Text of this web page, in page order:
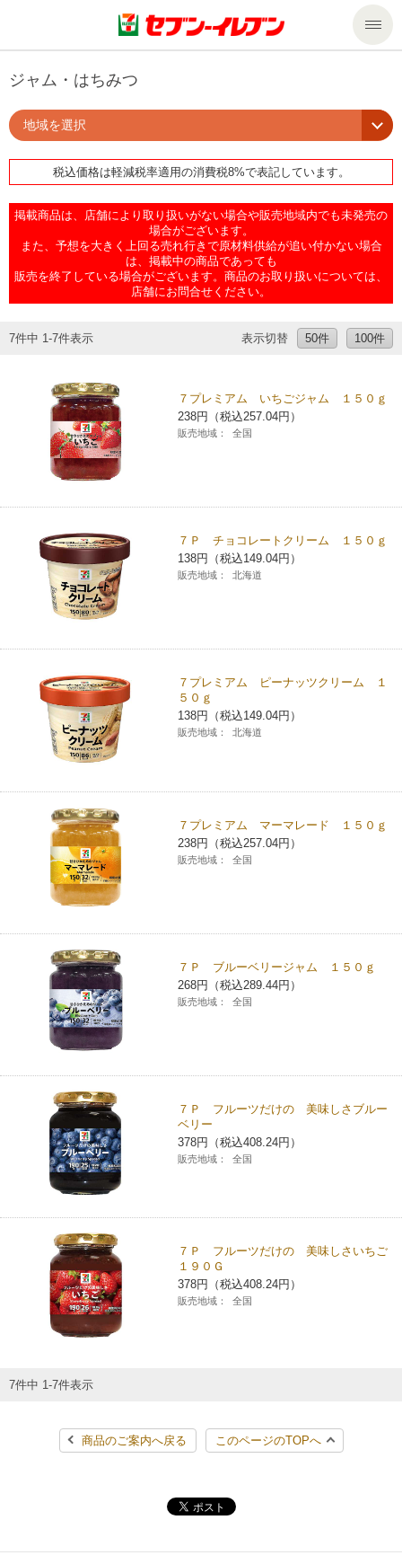
商品のご案内
商品のご案内トップ
今週の新商品
商品カテゴリ一覧
プリペイドカード・金券
セール・キャンペーン
サービス
nanacoトップ
プリント
ファクス
プリペイドサービス
スポーツ振興くじ
学び・教育
宅配便
切手・はがき・印紙
ご利用可能なお支払い方法
スマホプリペイド
レジでApple Accountにチャージ
コインランドリー（店舗限定）
宅配ロッカー（店舗限定）
モバイルバッテリーシェアリング（店舗限定）
モバイルWi-Fiバッテリーシェアリング（店舗限定）
荷物預かりサービス「ecbocloakエクボクローク」（店舗限定）
パウダースペース ラブン（店舗限定）
ソフトバンクギフト
チケットサービス
セブンチケット
イープラス
セブン‐イレブンでお受取り
セブンネットショッピング
企業情報トップ
ニュースリリース
ごあいさつ
企業理念
会社概要
貸借対照表・損益計算書
売上高、店舗数推移
セブン‐イレブンの海外事業
セブン‐イレブンの「商品力」
セブン-イレブンの横顔
セブン-イレブンの歴史
私たちの取組み
サステナビリティ
サステナビリティトップ
セブン＆アイ・ホールディングスの重点課題
サステナビリティ活動基本方針
サステナビリティ推進体制
GREEN CHALLENGE 2050
サステナビリティニュース
サステナビリティレポート
加盟店オーナー募集
店舗検索
ネットショッピング
お問い合わせ
Language
中文[繁體字](服務)
简体中文(服务)
한국어(서비스)
ภาษาไทย(บริการ)
ジャム・はちみつ
地域を選択
税込価格は軽減税率適用の消費税8%で表記しています。
掲載商品は、店舗により取り扱いがない場合や販売地域内でも未発売の
場合がございます。
また、予想を大きく上回る売れ行きで原材料供給が追い付かない場合
は、掲載中の商品であっても
販売を終了している場合がございます。商品のお取り扱いについては、
店舗にお問合せください。
7件中 1-7件表示 表示切替 50件 100件
７プレミアム いちごジャム １５０ｇ
238円（税込257.04円）
販売地域： 全国
７Ｐ チョコレートクリーム １５０ｇ
138円（税込149.04円）
販売地域： 北海道
７プレミアム ピーナッツクリーム １
５０ｇ
138円（税込149.04円）
販売地域： 北海道
７プレミアム マーマレード １５０ｇ
238円（税込257.04円）
販売地域： 全国
７Ｐ ブルーベリージャム １５０ｇ
268円（税込289.44円）
販売地域： 全国
７Ｐ フルーツだけの 美味しさブルー
ベリー
378円（税込408.24円）
販売地域： 全国
７Ｐ フルーツだけの 美味しさいちご
１９０Ｇ
378円（税込408.24円）
販売地域： 全国
7件中 1-7件表示
商品のご案内へ戻る このページのTOPへ